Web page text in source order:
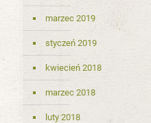
marzec 2019
styczeń 2019
kwiecień 2018
marzec 2018
luty 2018